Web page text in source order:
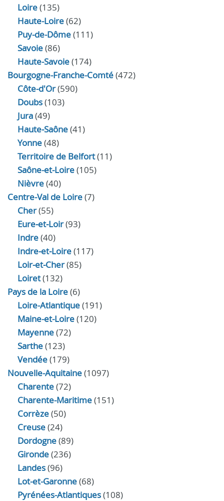
Loire(135)
Haute-Loire(62)
Puy-de-Dôme(111)
Savoie(86)
Haute-Savoie(174)
Bourgogne-Franche-Comté(472)
Côte-d'Or(590)
Doubs(103)
Jura(49)
Haute‑Saône(41)
Yonne(48)
Territoire de Belfort(11)
Saône-et-Loire(105)
Nièvre(40)
Centre-Val de Loire(7)
Cher(55)
Eure‑et‑Loir(93)
Indre(40)
Indre‑et‑Loire(117)
Loir‑et‑Cher(85)
Loiret(132)
Pays de la Loire(6)
Loire-Atlantique(191)
Maine-et-Loire(120)
Mayenne(72)
Sarthe(123)
Vendée(179)
Nouvelle-Aquitaine(1097)
Charente(72)
Charente-Maritime(151)
Corrèze(50)
Creuse(24)
Dordogne(89)
Gironde(236)
Landes(96)
Lot-et-Garonne(68)
Pyrénées-Atlantiques(108)